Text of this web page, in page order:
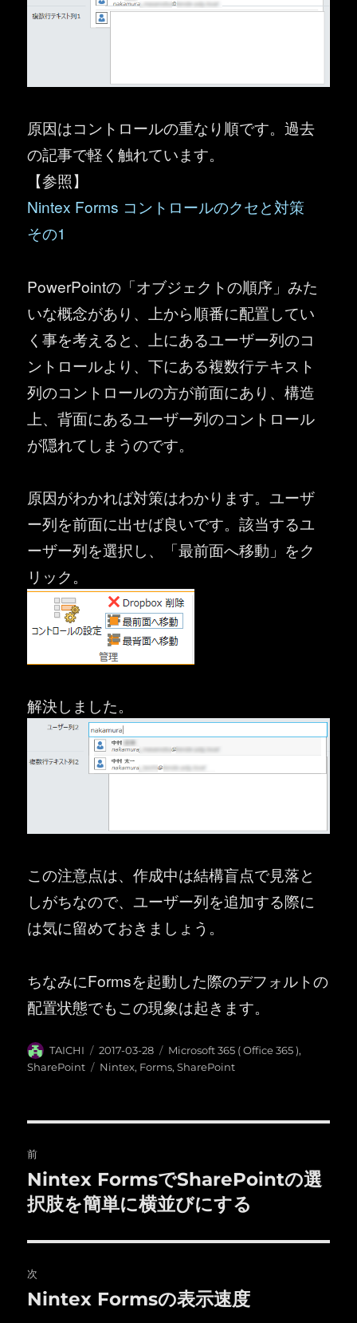
原因はコントロールの重なり順です。過去
の記事で軽く触れています。
【参照】
Nintex Forms コントロールのクセと対策
その1
PowerPointの「オブジェクトの順序」みた
いな概念があり、上から順番に配置してい
く事を考えると、上にあるユーザー列のコ
ントロールより、下にある複数行テキスト
列のコントロールの方が前面にあり、構造
上、背面にあるユーザー列のコントロール
が隠れてしまうのです。
原因がわかれば対策はわかります。ユーザ
ー列を前面に出せば良いです。該当するユ
ーザー列を選択し、「最前面へ移動」をク
リック。
解決しました。
この注意点は、作成中は結構盲点で見落と
しがちなので、ユーザー列を追加する際に
は気に留めておきましょう。
ちなみにFormsを起動した際のデフォルトの
配置状態でもこの現象は起きます。
投
稿
TAICHI
投
稿
2017-03-28
カ
テ
Microsoft 365 ( Office 365 ),
SharePoint
タ
Nintex, Forms,SharePoint
稿
ナ
ビ
ゲ
ー
前
前
の
稿:
Nintex FormsでSharePointの選
択肢を簡単に横並びにする
次
次
Nintex Formsの表示速度